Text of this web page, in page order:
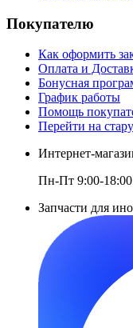
Покупателю
Как оформить
Оплата и
Бонусная
График работы
Помощь
Перейти на
Интернет-
Пн-Пт 9:00-18:00
Запчасти для